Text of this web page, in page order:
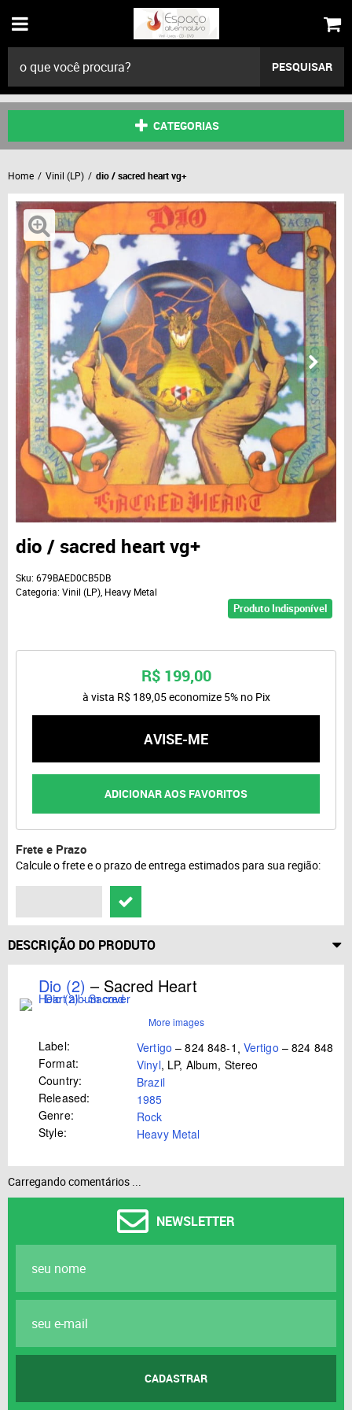
PESQUISAR
CATEGORIAS
Home Vinil (LP) dio / sacred heart vg+
dio / sacred heart vg+
Sku: 679BAED0CB5DB
Categoria: Vinil (LP), Heavy Metal
Produto Indisponível
R$ 199,00
à vista R$ 189,05economize 5% no Pix
AVISE-ME
ADICIONAR AOS FAVORITOS
Frete e Prazo
Calcule o frete e o prazo de entrega estimados para sua região:
DESCRIÇÃO DO PRODUTO
Dio (2) – Sacred Heart
More images
Label: Vertigo – 824 848-1 , Vertigo – 824 848.1
Format:
Vinyl, LP, Album, Stereo
Country:
Brazil
Released:
1985
Genre:
Rock
Style:
Heavy Metal
Carregando comentários ...
NEWSLETTER
CADASTRAR